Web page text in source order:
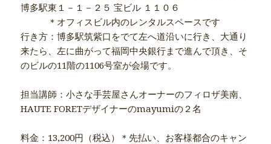
博多駅東１－１－２５ 宝ビル １１０６
＊オフィスビル内のレンタルスペースです
行き方：博多駅筑紫口をでて左へ道沿いに行き、大通り
来たら、左に曲がって福岡中央銀行まで進んで頂き、そ
のビルの11階の1106号室が会場です。
担当講師：小さな手芸屋さんオーナーのフィロザ美南、
HAUTE FORETデザイナーのmayumiの２名
料金：13,200円（税込）＊先払い、お客様都合のキャン